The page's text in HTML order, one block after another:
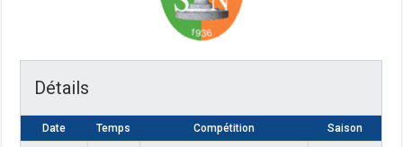
Détails
Date Temps Compétition Saison